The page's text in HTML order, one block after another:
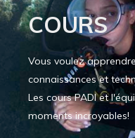
COURS
Vous voulez
connaissances et
Les cours PADI et
moments incroyables!